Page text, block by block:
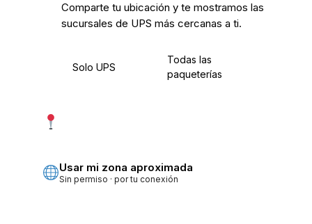
Comparte tu ubicación y te mostramos las
sucursales de UPS más cercanas a ti.
Solo UPS
Todas las
paqueterías
Usar mi zona aproximada
Sin permiso · por tu conexión